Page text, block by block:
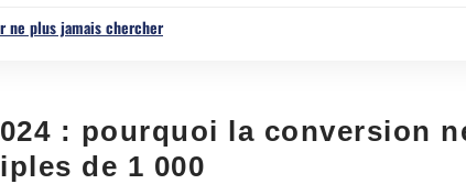
ne plus jamais chercher
: pourquoi la conversion
de 1 000